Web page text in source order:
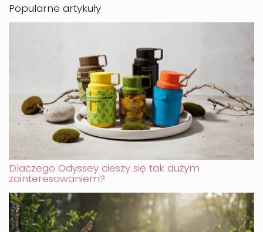
Popularne artykuły
Dlaczego Odyssey cieszy się tak dużym
zainteresowaniem?